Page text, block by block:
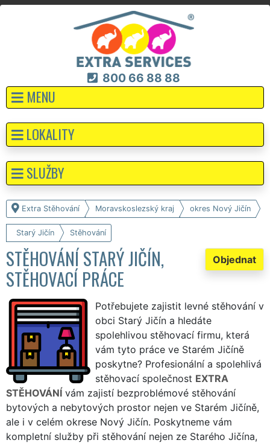
800 66 88 88
MENU
Extra Stěhování Moravskoslezský kraj okres Nový Jičín
Starý Jičín Stěhování
Objednat
STĚHOVÁNÍ STARÝ JIČÍN,
STĚHOVACÍ PRÁCE
Potřebujete zajistit levné stěhování v
obci Starý Jičín a hledáte
spolehlivou stěhovací firmu, která
vám tyto práce ve Starém Jičíně
poskytne? Profesionální a spolehlivá
stěhovací společnost EXTRA
STĚHOVÁNÍ vám zajistí bezproblémové stěhování
bytových a nebytových prostor nejen ve Starém Jičíně,
ale i v celém okrese Nový Jičín. Poskytneme vám
kompletní služby při stěhování nejen ze Starého Jičína,
LOKALITY
SLUŽBY